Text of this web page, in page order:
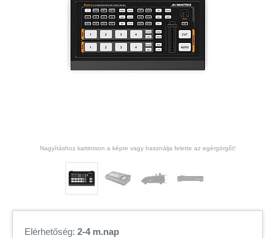
Nagyításhoz kattintson a képre vagy használja felette az egérgörgőt!
Elérhetőség: 2-4 m.nap